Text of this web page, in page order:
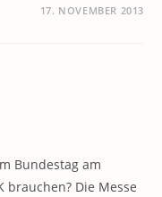
17. NOVEMBER 2013
Bundestag am
brauchen? Die Messe